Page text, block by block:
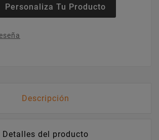
Personaliza Tu Producto
Descripción
Detalles del producto